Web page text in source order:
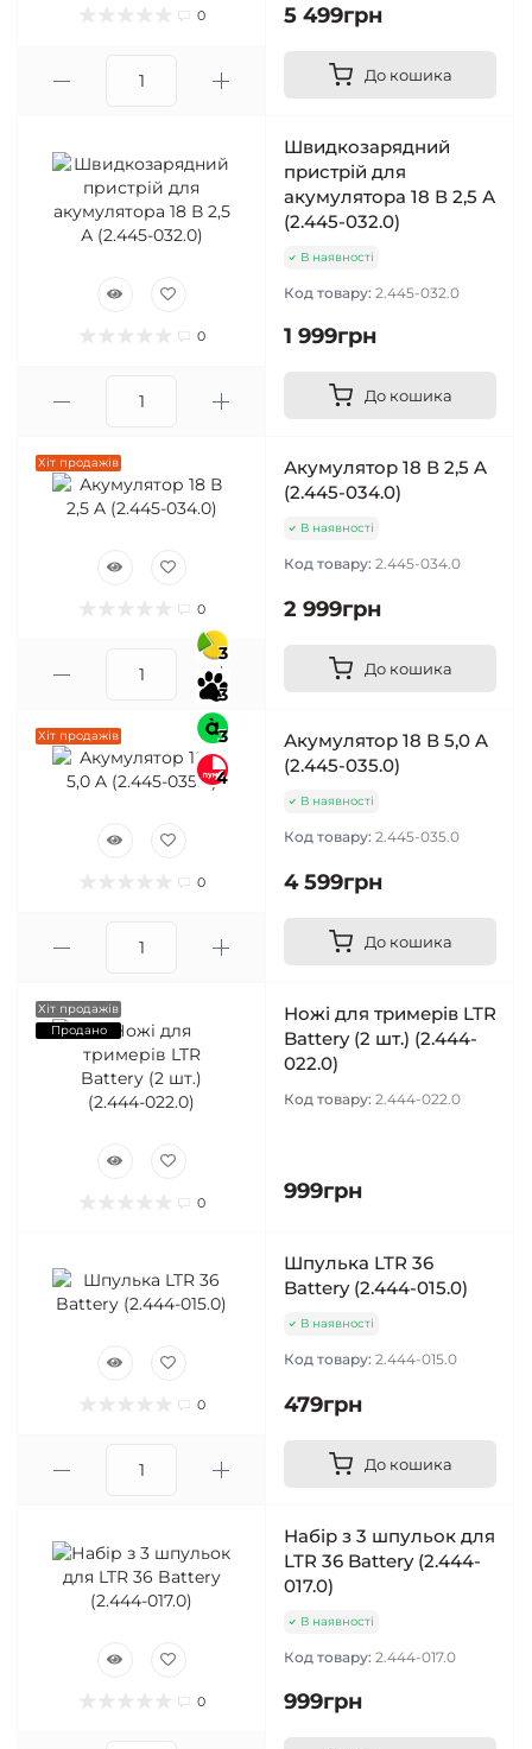
0 5 499грн
До кошика
0
Швидкозарядний
пристрій для
акумулятора 18 В 2,5 А
(2.445-032.0)
В наявності
Код товару: 2.445-032.0
1 999грн
До кошика
Хіт продажів
0
Акумулятор 18 В 2,5 A
(2.445-034.0)
В наявності
Код товару: 2.445-034.0
2 999грн
До кошика
Хіт продажів
3
3
3
4
0
Акумулятор 18 В 5,0 A
(2.445-035.0)
В наявності
Код товару: 2.445-035.0
4 599грн
До кошика
Хіт продажів
Продано
0
Ножі для тримерів LTR
Battery (2 шт.) (2.444-
022.0)
Код товару: 2.444-022.0
999грн
0
Шпулька LTR 36
Battery (2.444-015.0)
В наявності
Код товару: 2.444-015.0
479грн
До кошика
0
Набір з 3 шпульок для
LTR 36 Battery (2.444-
017.0)
В наявності
Код товару: 2.444-017.0
999грн